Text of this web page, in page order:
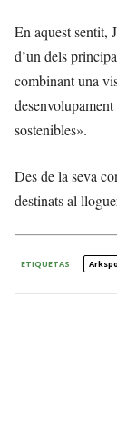
En aquest sentit,
d’un dels
combinant una
sostenibles».
Des de la seva
destinats al
ETIQUETAS